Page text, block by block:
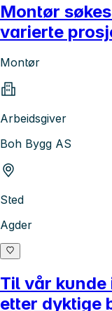
Montør
varierte
Montør
Arbeidsgiver
Boh Bygg AS
Sted
Agder
Til vår kunde
etter dyktige